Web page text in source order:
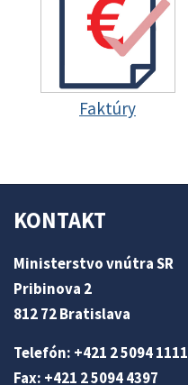
Faktúry
KONTAKT
Ministerstvo vnútra SR
Pribinova 2
812 72 Bratislava
Telefón: +421 2 5094 1111
Fax: +421 2 5094 4397